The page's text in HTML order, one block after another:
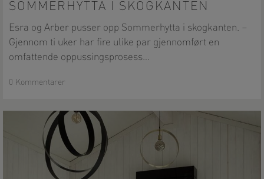
SOMMERHYTTA I SKOGKANTEN
Esra og Arber pusser opp Sommerhytta i skogkanten. –
Gjennom ti uker har fire ulike par gjennomført en
omfattende oppussingsprosess…
0 Kommentarer